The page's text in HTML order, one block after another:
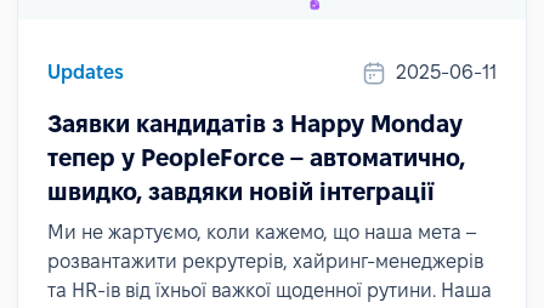
Updates 2025-06-11
Заявки кандидатів з Happy Monday
тепер у PeopleForce – автоматично,
швидко, завдяки новій інтеграції
Ми не жартуємо, коли кажемо, що наша мета –
розвантажити рекрутерів, хайринг-менеджерів
та HR-ів від їхньої важкої щоденної рутини. Наша